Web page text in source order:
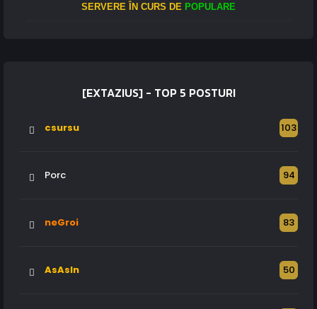
SERVERE ÎN CURS DE POPULARE
[EXTAZIUS] - TOP 5 POSTURI
csursu 103
Porc 94
neGroi 83
AsAsIn 50